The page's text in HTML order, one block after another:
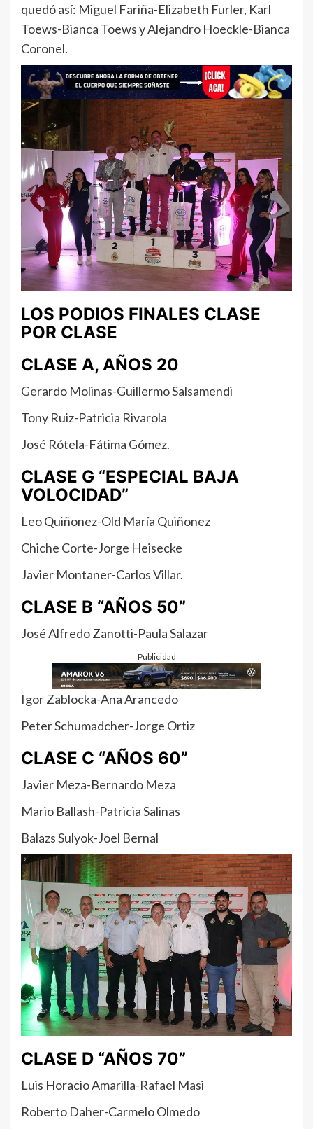
quedó así: Miguel Fariña-Elizabeth Furler, Karl
Toews-Bianca Toews y Alejandro Hoeckle-Bianca
Coronel.
LOS PODIOS FINALES CLASE
POR CLASE
CLASE A, AÑOS 20
Gerardo Molinas-Guillermo Salsamendi
Tony Ruiz-Patricia Rivarola
José Rótela-Fátima Gómez.
CLASE G “ESPECIAL BAJA
VOLOCIDAD”
Leo Quiñonez-Old María Quiñonez
Chiche Corte-Jorge Heisecke
Javier Montaner-Carlos Villar.
CLASE B “AÑOS 50”
José Alfredo Zanotti-Paula Salazar
Publicidad
Igor Zablocka-Ana Arancedo
Peter Schumadcher-Jorge Ortiz
CLASE C “AÑOS 60”
Javier Meza-Bernardo Meza
Mario Ballash-Patricia Salinas
Balazs Sulyok-Joel Bernal
CLASE D “AÑOS 70”
Luis Horacio Amarilla-Rafael Masi
Roberto Daher-Carmelo Olmedo